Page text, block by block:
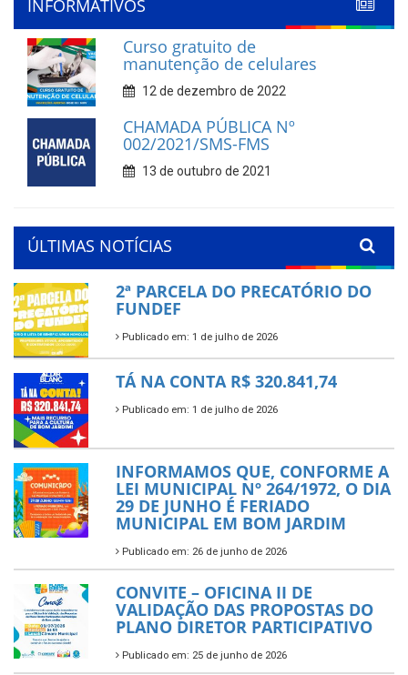
INFORMATIVOS
Curso gratuito de
manutenção de celulares
12 de dezembro de 2022
CHAMADA PÚBLICA Nº
002/2021/SMS-FMS
13 de outubro de 2021
ÚLTIMAS NOTÍCIAS
2ª PARCELA DO PRECATÓRIO DO
FUNDEF
Publicado em: 1 de julho de 2026
TÁ NA CONTA R$ 320.841,74
Publicado em: 1 de julho de 2026
INFORMAMOS QUE, CONFORME A
LEI MUNICIPAL Nº 264/1972, O DIA
29 DE JUNHO É FERIADO
MUNICIPAL EM BOM JARDIM
Publicado em: 26 de junho de 2026
CONVITE – OFICINA II DE
VALIDAÇÃO DAS PROPOSTAS DO
PLANO DIRETOR PARTICIPATIVO
Publicado em: 25 de junho de 2026